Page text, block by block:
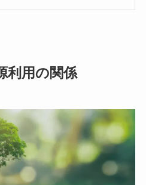
利用の関係